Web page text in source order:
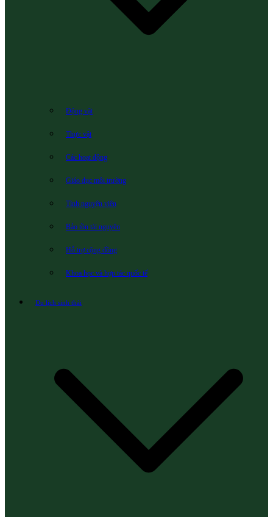
Động vật
Thực vật
Các hoạt động
Giáo dục môi trường
Tình nguyện viên
Bảo tồn tài nguyên
Hỗ trợ cộng đồng
Khoa học và hợp tác quốc tế
Du lịch sinh thái